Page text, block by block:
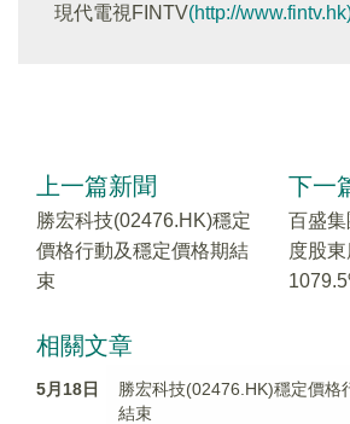
現代電視FINTV(http://
上一篇新聞
勝宏科技(02476.HK)穩定
價格行動及穩定價格期結
束
下一
百盛
度股
相關文章
5月18日
勝宏科技(02476.HK)穩定價格
結束